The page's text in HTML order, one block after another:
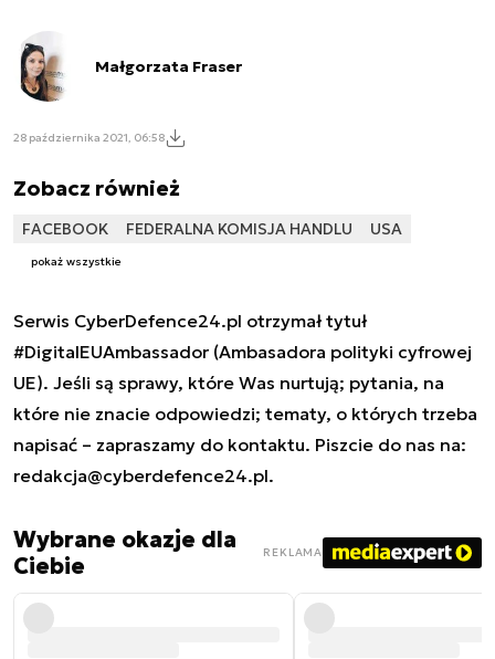
Małgorzata Fraser
28 października 2021, 06:58
Zobacz również
FACEBOOK FEDERALNA KOMISJA HANDLU USA
pokaż wszystkie
Serwis CyberDefence24.pl otrzymał tytuł
#DigitalEUAmbassador (Ambasadora polityki cyfrowej
UE). Jeśli są sprawy, które Was nurtują; pytania, na
które nie znacie odpowiedzi; tematy, o których trzeba
napisać – zapraszamy do kontaktu. Piszcie do nas na:
redakcja@cyberdefence24.pl.
Wybrane okazje dla
Ciebie
REKLAMA